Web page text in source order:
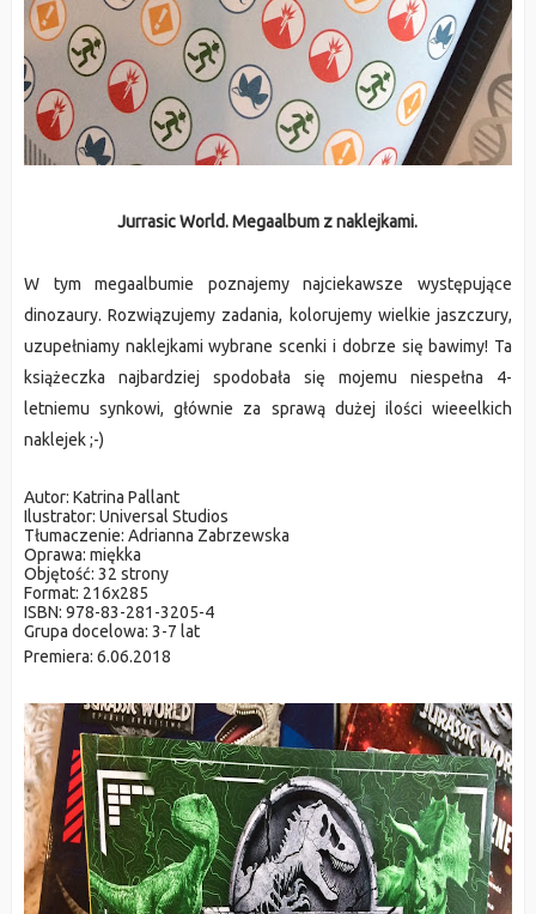
Jurrasic World. Megaalbum z naklejkami.
W tym megaalbumie poznajemy najciekawsze występujące
dinozaury. Rozwiązujemy zadania, kolorujemy wielkie jaszczury,
uzupełniamy naklejkami wybrane scenki i dobrze się bawimy! Ta
książeczka najbardziej spodobała się mojemu niespełna 4-
letniemu synkowi, głównie za sprawą dużej ilości wieeelkich
naklejek ;-)
Autor: Katrina Pallant
Ilustrator: Universal Studios
Tłumaczenie: Adrianna Zabrzewska
Oprawa: miękka
Objętość: 32 strony
Format: 216x285
ISBN: 978-83-281-3205-4
Grupa docelowa: 3-7 lat
Premiera: 6.06.2018